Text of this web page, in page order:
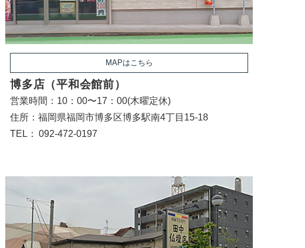
MAPはこちら
博多店（平和会館前）
営業時間：10：00〜17：00(木曜定休)
住所：福岡県福岡市博多区博多駅南4丁目15-18
TEL： 092-472-0197